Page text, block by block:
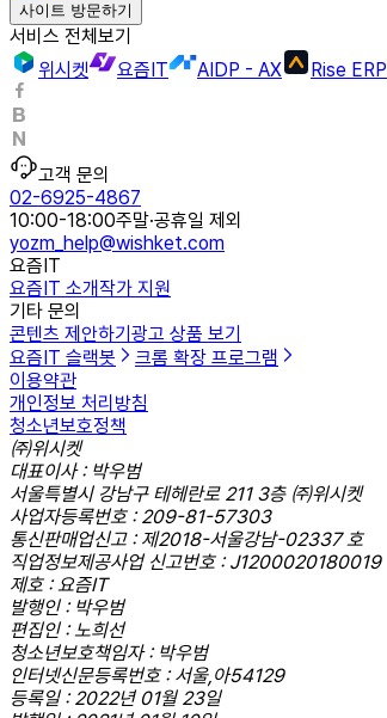
사이트 방문하기
서비스 전체보기
위시켓
요즘IT AIDP - AX Rise ERP
고객 문의
02-6925-4867
10:00-18:00주말·공휴일 제외
yozm_help@wishket.com
요즘IT
요즘IT 소개작가 지원
기타 문의
콘텐츠 제안하기광고 상품 보기
요즘IT 슬랙봇
크롬 확장 프로그램
이용약관
개인정보 처리방침
청소년보호정책
㈜위시켓
대표이사 : 박우범
서울특별시 강남구 테헤란로 211 3층 ㈜위시켓
사업자등록번호 : 209-81-57303
통신판매업신고 : 제2018-서울강남-02337 호
직업정보제공사업 신고번호 : J1200020180019
제호 : 요즘IT
발행인 : 박우범
편집인 : 노희선
청소년보호책임자 : 박우범
인터넷신문등록번호 : 서울,아54129
등록일 : 2022년 01월 23일